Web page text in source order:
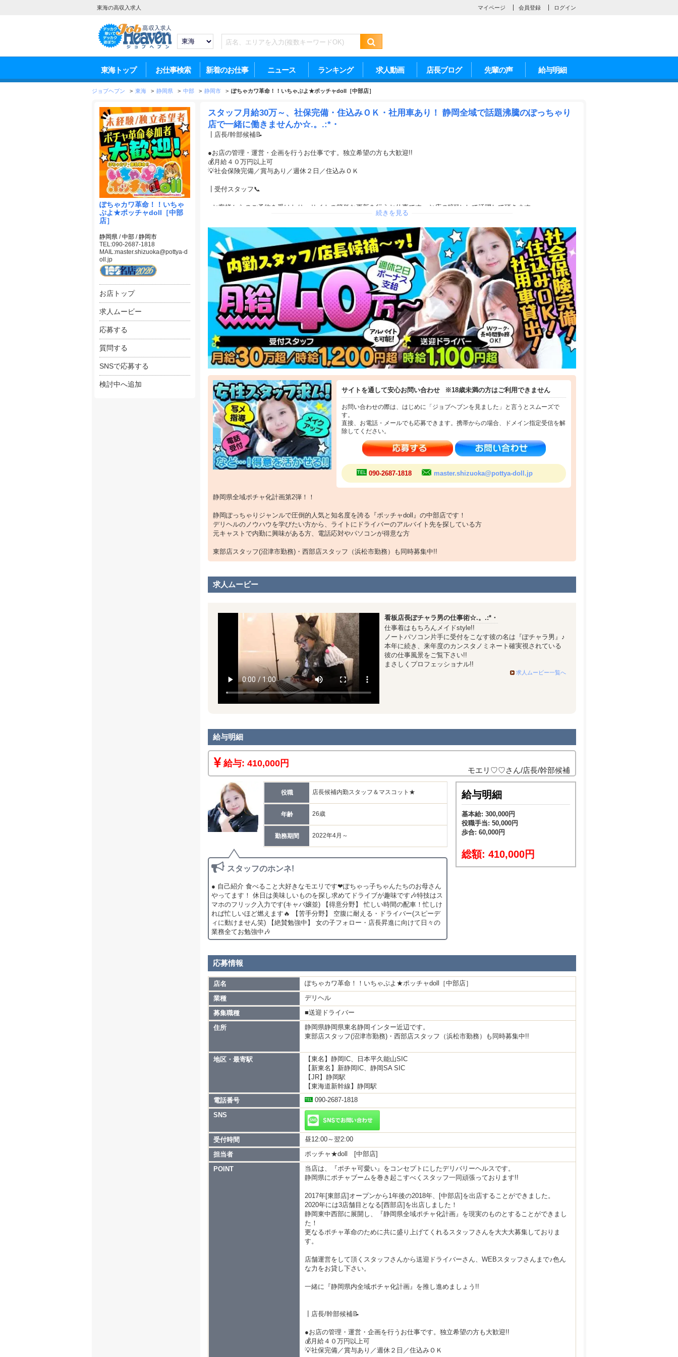
東海の高収入求人 マイページ 会員登録 ログイン
東海トップ お仕事検索 新着のお仕事 ニュース ランキング 求人動画 店長ブログ 先輩の声 給与明細
ジョブヘブン > 東海 > 静岡県 > 中部 > 静岡市 > ぽちゃカワ革命！！いちゃぷよ★ポッチャdoll［中部店］
ぽちゃカワ革命！！いちゃ
ぷよ★ポッチャdoll［中部
店］
静岡県 /中部 /静岡市
TEL:090-2687-1818
MAIL:master.shizuoka@pottya-d
oll.jp
お店トップ
求人ムービー
応募する
質問する
SNSで応募する
検討中へ追加
スタッフ月給30万～、社保完備・住込みＯＫ・社用車あり！ 静岡全域で話題沸騰のぽっちゃり
店で一緒に働きませんか☆.。.:*・
┃店長/幹部候補📝
●お店の管理・運営・企画を行うお仕事です。独立希望の方も大歓迎!!
💰月給４０万円以上可
💡社会保険完備／賞与あり／週休２日／住込みＯＫ
┃受付スタッフ📞
●お客様からのご予約を受けたり、サイトの簡単な更新を行うお仕事です。お店の“顔”として活躍して頂きます♪
💡社保完備／賞与あり／週休２日／アルバイトＯＫ
┃送迎ドライバー🚗
●キャストさんの送迎を行うお仕事です。運転が好きな方天職なのでは？？
💰時間給１２００円以上可能
💡社用車貸出OK／土日のみOK／日払い制／ダブルワーク大歓迎
┃Web運営スタッフ💻
●サイトのデザインやバナー作成、WEB上の企画などを担当して頂きます。貴方のセンスを活かしてみませんか？？
💰月給２５万円以上可
💡在宅勤務の可能です。
続きを見る
サイトを通して安心お問い合わせ ※18歳未満の方はご利用できません
お問い合わせの際は、はじめに「ジョブヘブンを見ました」と言うとスムーズで
す。
直接、お電話・メールでも応募できます。携帯からの場合、ドメイン指定受信を解
除してください。
090-2687-1818 master.shizuoka@pottya-doll.jp
静岡県全域ポチャ化計画第2弾！！
静岡ぽっちゃりジャンルで圧倒的人気と知名度を誇る『ポッチャdoll』の中部店です！
デリヘルのノウハウを学びたい方から、ライトにドライバーのアルバイト先を探している方
元キャストで内勤に興味がある方、電話応対やパソコンが得意な方
東部店スタッフ(沼津市勤務)・西部店スタッフ（浜松市勤務）も同時募集中!!
求人ムービー
看板店長ぽチャラ男の仕事術☆.。.:*・
仕事着はもちろんメイドstyle!!
ノートパソコン片手に受付をこなす彼の名は『ぽチャラ男』♪
本年に続き、来年度のカンスタノミネート確実視されている
彼の仕事風景をご覧下さい!!
まさしくプロフェッショナル!!
求人ムービー一覧へ
給与明細
給与: 410,000円
モエリ♡♡さん/店長/幹部候補
役職 店長候補内勤スタッフ＆マスコット★
年齢 26歳
勤務期間 2022年4月～
スタッフのホンネ!
● 自己紹介 食べること大好きなモエリです❤ぽちゃっ子ちゃんたちのお母さん
やってます！ 休日は美味しいものを探し求めてドライブが趣味です🎶特技はス
マホのフリック入力です(キャバ嬢並) 【得意分野】 忙しい時間の配車！忙しけ
れば忙しいほど燃えます🔥 【苦手分野】 空腹に耐える・ドライバー(スピーデ
ィに動けません笑) 【絶賛勉強中】 女の子フォロー・店長昇進に向けて日々の
業務全てお勉強中🎶
給与明細
基本給: 300,000円
役職手当: 50,000円
歩合: 60,000円
総額: 410,000円
応募情報
店名
ぽちゃカワ革命！！いちゃぷよ★ポッチャdoll［中部店］
業種
デリヘル
募集職種
■送迎ドライバー
住所
静岡県静岡県東名静岡インター近辺です。
東部店スタッフ(沼津市勤務)・西部店スタッフ（浜松市勤務）も同時募集中!!
地区・最寄駅
【東名】静岡IC、日本平久能山SIC
【新東名】新静岡IC、静岡SA SIC
【JR】静岡駅
【東海道新幹線】静岡駅
電話番号
090-2687-1818
SNS
受付時間
昼12:00～翌2:00
担当者
ポッチャ★doll [中部店]
POINT
当店は、『ポチャ可愛い』をコンセプトにしたデリバリーヘルスです。
静岡県にポチャブームを巻き起こすべくスタッフ一同頑張っております!!
2017年[東部店]オープンから1年後の2018年、[中部店]を出店することができました。
2020年には3店舗目となる[西部店]を出店しました！
静岡東中西部に展開し、『静岡県全域ポチャ化計画』を現実のものとすることができまし
た！
更なるポチャ革命のために共に盛り上げてくれるスタッフさんを大大大募集しておりま
す。
店舗運営をして頂くスタッフさんから送迎ドライバーさん、WEBスタッフさんまで♪色ん
な力をお貸し下さい。
一緒に『静岡県内全域ポチャ化計画』を推し進めましょう!!
┃店長/幹部候補📝
●お店の管理・運営・企画を行うお仕事です。独立希望の方も大歓迎!!
💰月給４０万円以上可
💡社保完備／賞与あり／週休２日／住込みＯＫ